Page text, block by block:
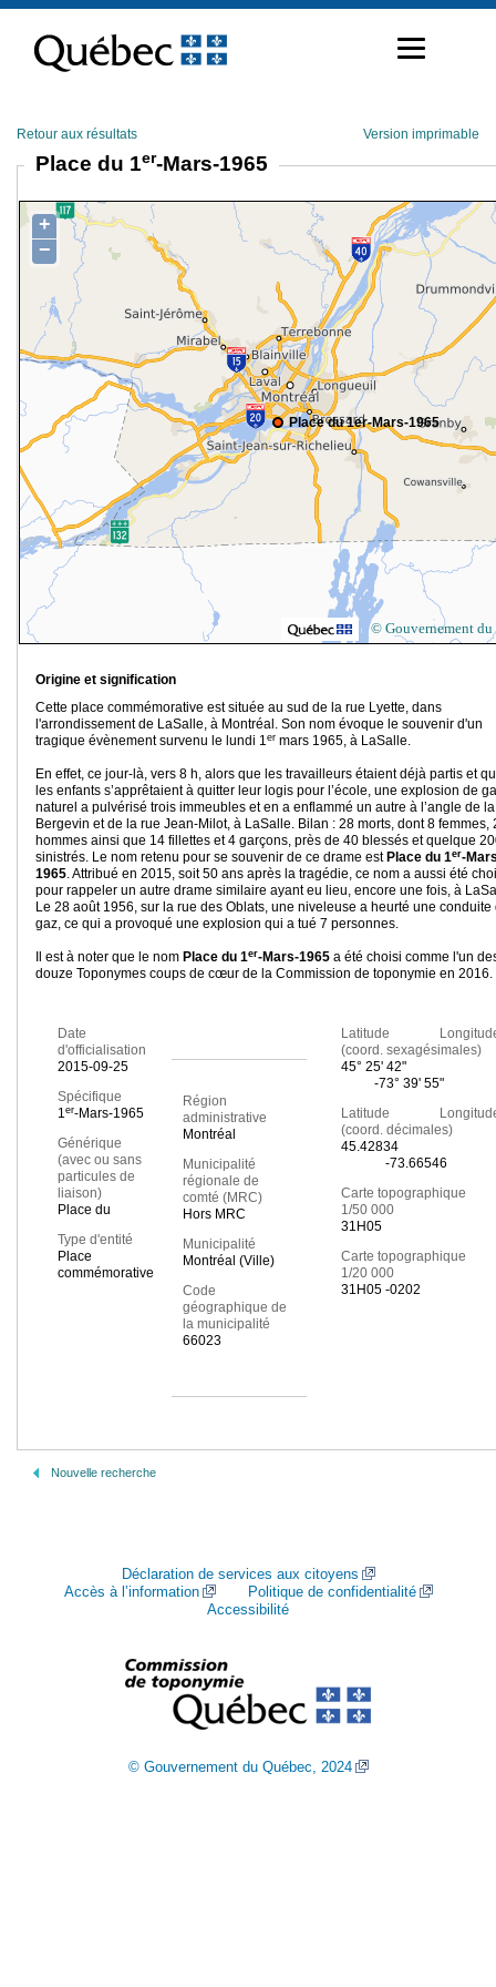
contenu
Retour aux résultats Version imprimable
Place du 1er-Mars-1965
Place du 1er-Mars-1965
+
−
© Gouvernement du
Origine et signification
Cette place commémorative est située au sud de la rue Lyette, dans
l'arrondissement de LaSalle, à Montréal. Son nom évoque le souvenir d'un
tragique évènement survenu le lundi 1er mars 1965, à LaSalle.
En effet, ce jour-là, vers 8 h, alors que les travailleurs étaient déjà partis et
les enfants s’apprêtaient à quitter leur logis pour l’école, une explosion de
naturel a pulvérisé trois immeubles et en a enflammé un autre à l’angle de
Bergevin et de la rue Jean-Milot, à LaSalle. Bilan : 28 morts, dont 8 femmes,
hommes ainsi que 14 fillettes et 4 garçons, près de 40 blessés et quelque
sinistrés. Le nom retenu pour se souvenir de ce drame est Place du 1er-
1965. Attribué en 2015, soit 50 ans après la tragédie, ce nom a aussi été
pour rappeler un autre drame similaire ayant eu lieu, encore une fois, à
Le 28 août 1956, sur la rue des Oblats, une niveleuse a heurté une conduite
gaz, ce qui a provoqué une explosion qui a tué 7 personnes.
Il est à noter que le nom Place du 1er-Mars-1965 a été choisi comme l'un
douze Toponymes coups de cœur de la Commission de toponymie en 2016.
Date
d'officialisation
2015-09-25
Spécifique
1er-Mars-1965
Générique
(avec ou sans
particules de
liaison)
Place du
Type d'entité
Place
commémorative
Région
administrative
Montréal
Municipalité
régionale de
comté (MRC)
Hors MRC
Municipalité
Montréal (Ville)
Code
géographique de
la municipalité
66023
Latitude
(coord. sexagésimales)
45° 25' 42"
-73° 39' 55"
Latitude
(coord. décimales)
45.42834
-73.66546
Carte topographique
1/50 000
31H05
Carte topographique
1/20 000
31H05 -0202
Nouvelle recherche
Déclaration de services aux citoyens
Accès à l’information
Politique de confidentialité
Accessibilité
© Gouvernement du Québec, 2024